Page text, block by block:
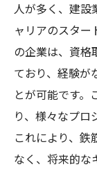
未経
ート
守谷市で
す方法
未経
得る
守谷
人が多く、建設
ャリアのスタ
の企業は、資格
ており、経験が
とが可能です
り、様々なプロ
これにより、
なく、将来的な